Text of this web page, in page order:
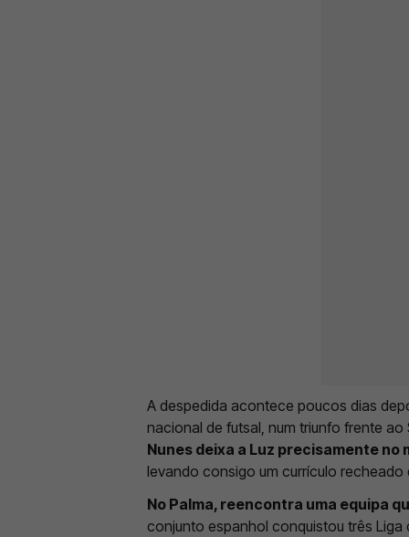
A despedida acontece poucos dias
nacional de futsal, num triunfo frente
Nunes deixa a Luz precisamente
levando consigo um currículo
No Palma, reencontra uma equipa
conjunto espanhol conquistou três